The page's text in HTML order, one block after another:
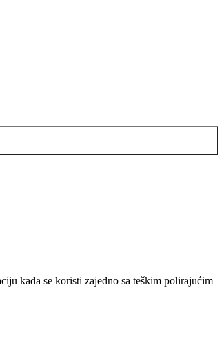
kada se koristi zajedno sa teškim polirajućim